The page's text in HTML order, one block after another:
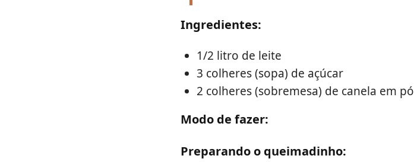
Ingredientes:
1/2 litro de leite
3 colheres (sopa) de açúcar
2 colheres (sobremesa) de canela em pó
Modo de fazer:
Preparando o queimadinho: